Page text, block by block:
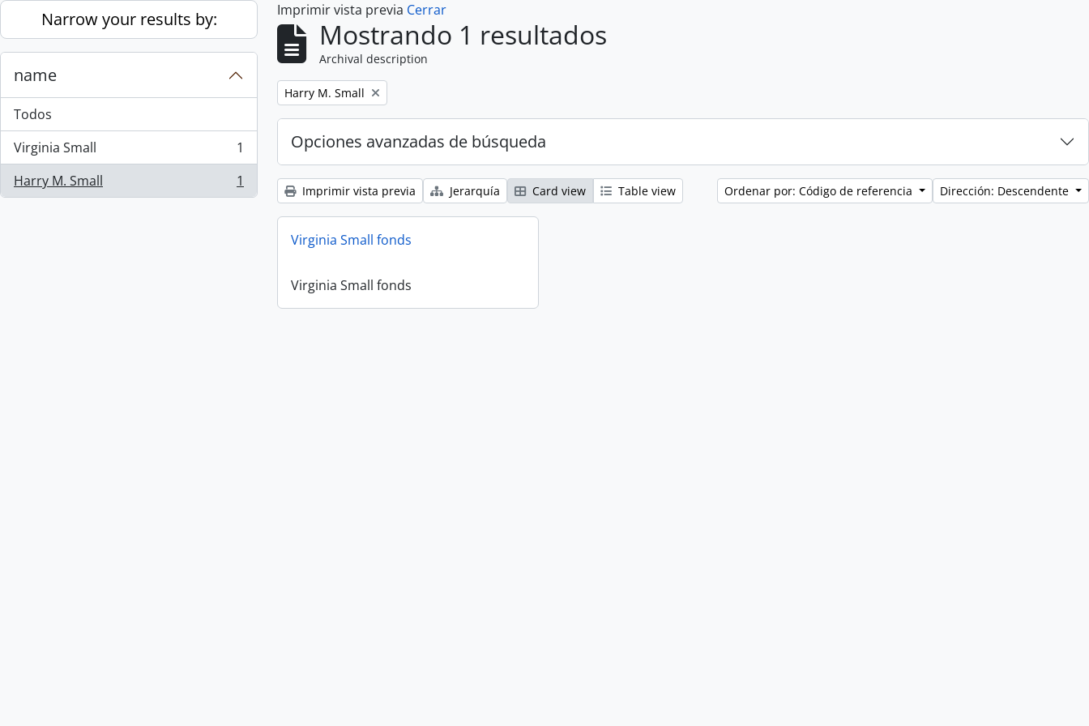
Skip to main content
Narrow your results by:
name
Todos
Virginia Small
, 1 resultados
1
Harry M. Small
, 1 resultados 1
Imprimir vista previa Cerrar
Mostrando 1 resultados
Archival description
Remove filter:
Harry M. Small
Opciones avanzadas de búsqueda
Imprimir vista previa Jerarquía Card view Table view Ordenar por: Código de referencia Dirección: Descendente
Virginia Small fonds
Virginia Small fonds